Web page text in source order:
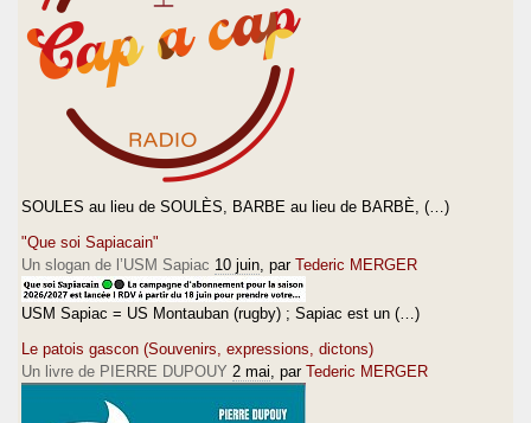
SOULES au lieu de SOULÈS, BARBE au lieu de BARBÈ, (…)
"Que soi Sapiacain"
Un slogan de l’USM Sapiac 10 juin , par Tederic MERGER
USM Sapiac = US Montauban (rugby) ; Sapiac est un (…)
Le patois gascon (Souvenirs, expressions, dictons)
Un livre de PIERRE DUPOUY 2 mai , par Tederic MERGER